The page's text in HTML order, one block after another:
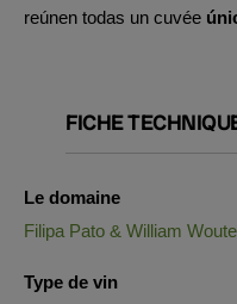
reúnen todas un cuvée
FICHE
Le domaine
Filipa Pato & William
Type de vin